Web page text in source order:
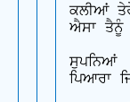
ਕਲੀਆਂ
ਐਸਾ ਤੈਨੂੰ
ਸੁਪਨਿਆਂ
ਪਿਆਰਾ